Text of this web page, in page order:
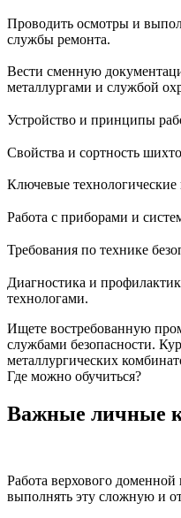
Проводить осмотры и
службы ремонта.
Вести сменную
металлургами и службой
Устройство и принципы
Свойства и сортность
Ключевые
Работа с приборами и
Требования по технике
Диагностика и
технологами.
Ищете востребованную
службами безопасности.
металлургических
Где можно обучиться?
Важные личные
Работа верхового
выполнять эту сложную и